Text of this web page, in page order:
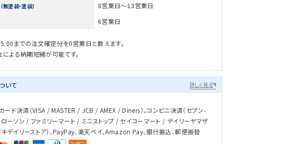
（無塗装・塗装）
8営業日～13営業日
6営業日
までの注文確定分を0営業日と数えます。
よる納期短縮が可能です。
いて 詳しく見る
ード決済（VISA / MASTER / JCB / AMEX / Diners）、コンビニ決済（セブン-
ーソン / ファミリーマート / ミニストップ / セイコーマート / デイリーヤマザ
デイリーストア）、PayPay、楽天ペイ、Amazon Pay、銀行振込、郵便振替